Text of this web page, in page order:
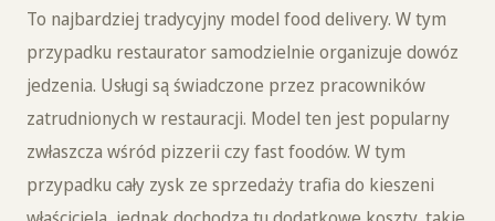
To najbardziej tradycyjny model food delivery. W tym
przypadku restaurator samodzielnie organizuje dowóz
jedzenia. Usługi są świadczone przez pracowników
zatrudnionych w restauracji. Model ten jest popularny
zwłaszcza wśród pizzerii czy fast foodów. W tym
przypadku cały zysk ze sprzedaży trafia do kieszeni